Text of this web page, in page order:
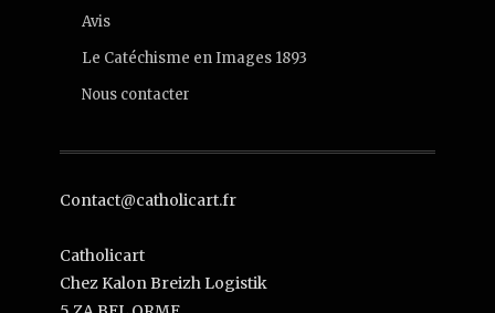
Avis
Le Catéchisme en Images 1893
Nous contacter
Contact@catholicart.fr
Catholicart
Chez Kalon Breizh Logistik